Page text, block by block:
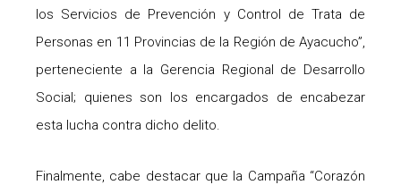
los Servicios de Prevención y Control de Trata de
Personas en 11 Provincias de la Región de Ayacucho”,
perteneciente a la Gerencia Regional de Desarrollo
Social; quienes son los encargados de encabezar
esta lucha contra dicho delito.
Finalmente, cabe destacar que la Campaña “Corazón